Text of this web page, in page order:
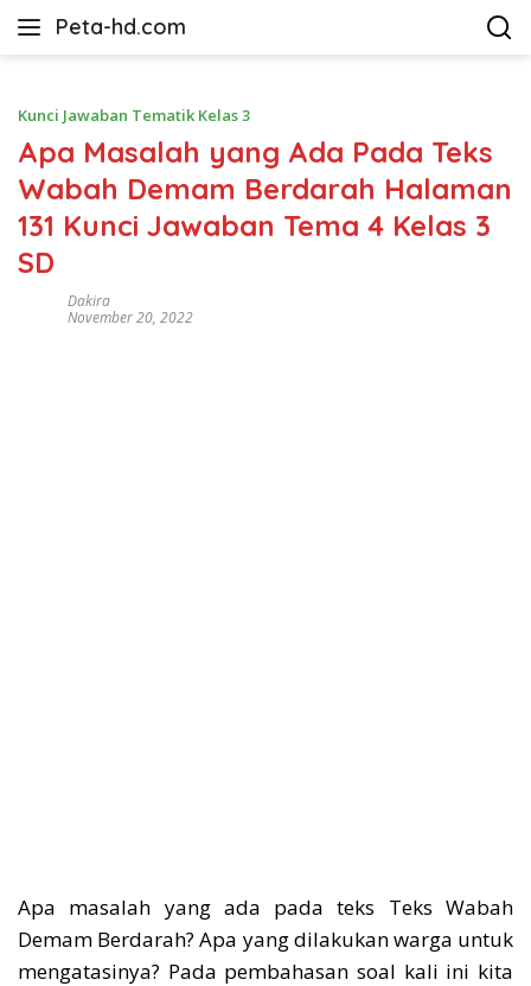
Peta-hd.com
Kumpulan
HD
Kunci Jawaban Tematik Kelas 3
Apa Masalah yang Ada Pada Teks
Wabah Demam Berdarah Halaman
131 Kunci Jawaban Tema 4 Kelas 3
SD
Dakira
November 20, 2022
Apa masalah yang ada pada teks Teks Wabah
Demam Berdarah? Apa yang dilakukan warga untuk
mengatasinya? Pada pembahasan soal kali ini kita